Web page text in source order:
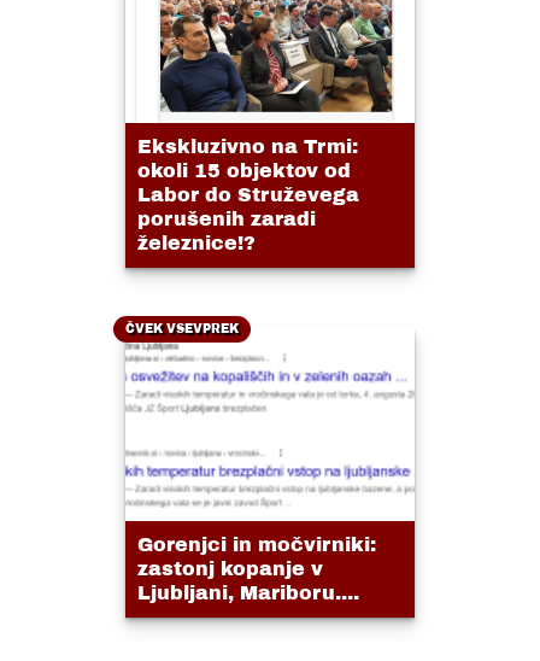
Ekskluzivno na Trmi:
okoli 15 objektov od
Labor do Struževega
porušenih zaradi
železnice!?
ČVEK VSEVPREK
Gorenjci in močvirniki:
zastonj kopanje v
Ljubljani, Mariboru....